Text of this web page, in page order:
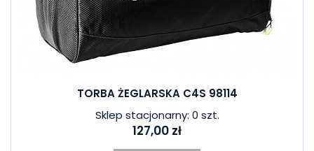
TORBA ŻEGLARSKA C4S 98114
Sklep stacjonarny: 0 szt.
127,00 zł